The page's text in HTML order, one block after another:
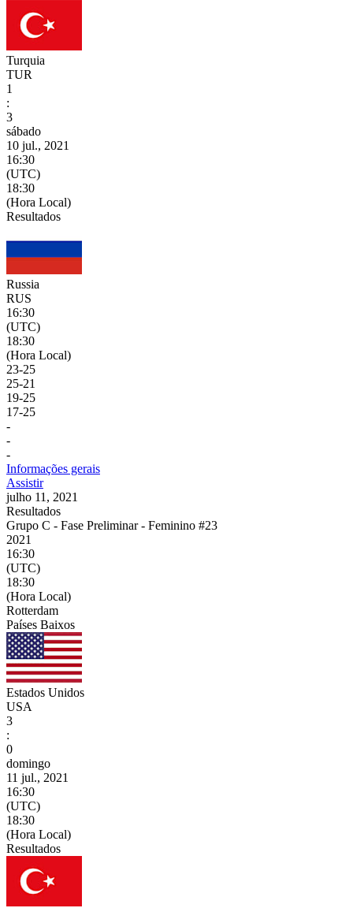
Turquia
TUR
1
:
3
sábado
10 jul., 2021
16:30
(UTC)
18:30
(Hora Local)
Resultados
Russia
RUS
16:30
(UTC)
18:30
(Hora Local)
23-25
25-21
19-25
17-25
-
-
-
Informações gerais
Assistir
julho 11, 2021
Resultados
Grupo C - Fase Preliminar - Feminino #23
2021
16:30
(UTC)
18:30
(Hora Local)
Rotterdam
Países Baixos
Estados Unidos
USA
3
:
0
domingo
11 jul., 2021
16:30
(UTC)
18:30
(Hora Local)
Resultados